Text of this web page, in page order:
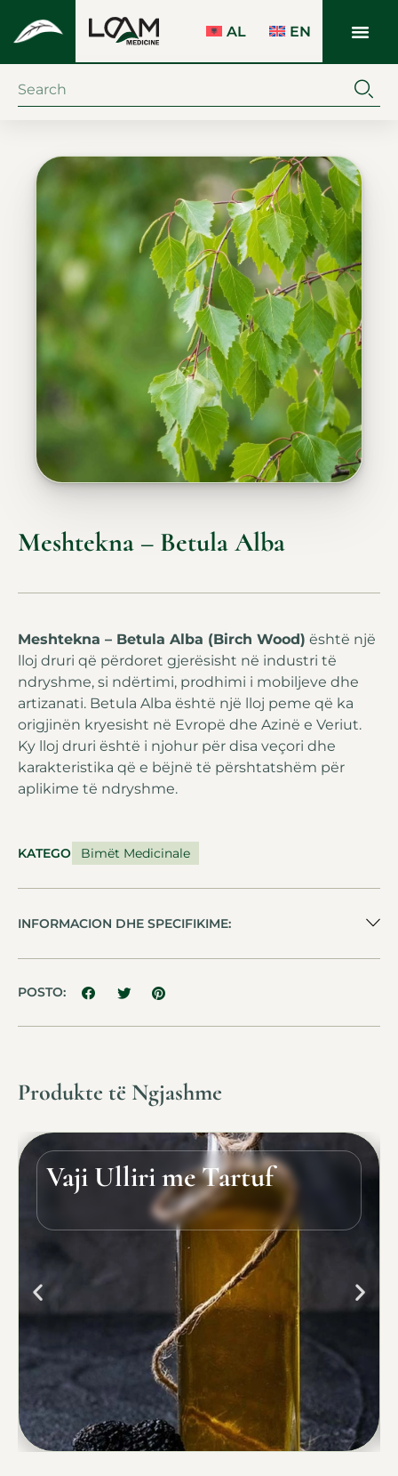
AL EN
Meshtekna – Betula Alba
Meshtekna – Betula Alba (Birch Wood) është një
lloj druri që përdoret gjerësisht në industri të
ndryshme, si ndërtimi, prodhimi i mobiljeve dhe
artizanati. Betula Alba është një lloj peme që ka
origjinën kryesisht në Evropë dhe Azinë e Veriut.
Ky lloj druri është i njohur për disa veçori dhe
karakteristika që e bëjnë të përshtatshëm për
aplikime të ndryshme.
KATEGORIABimët Medicinale
INFORMACION DHE SPECIFIKIME:
POSTO:
Produkte të Ngjashme
Vaji Ulliri me Tartuf